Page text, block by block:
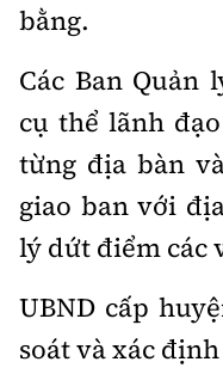
bằng.
Các Ban Quản
cụ thể lãnh
từng địa bàn
giao ban với
lý dứt điểm các
UBND cấp
soát và xác